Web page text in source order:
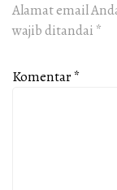
Alamat email
wajib ditandai *
Komentar*